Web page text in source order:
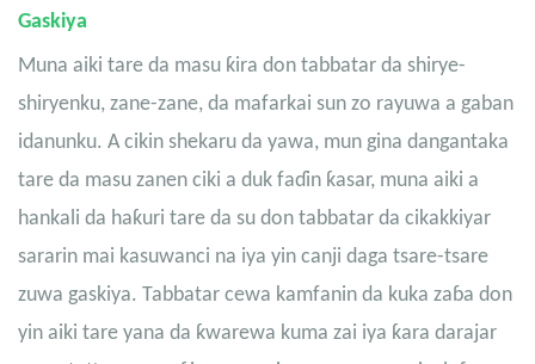
Gaskiya
Muna aiki tare da masu ƙira don tabbatar da shirye-
shiryenku, zane-zane, da mafarkai sun zo rayuwa a gaban
idanunku. A cikin shekaru da yawa, mun gina dangantaka
tare da masu zanen ciki a duk faɗin ƙasar, muna aiki a
hankali da haƙuri tare da su don tabbatar da cikakkiyar
sararin mai kasuwanci na iya yin canji daga tsare-tsare
zuwa gaskiya. Tabbatar cewa kamfanin da kuka zaɓa don
yin aiki tare yana da ƙwarewa kuma zai iya ƙara darajar